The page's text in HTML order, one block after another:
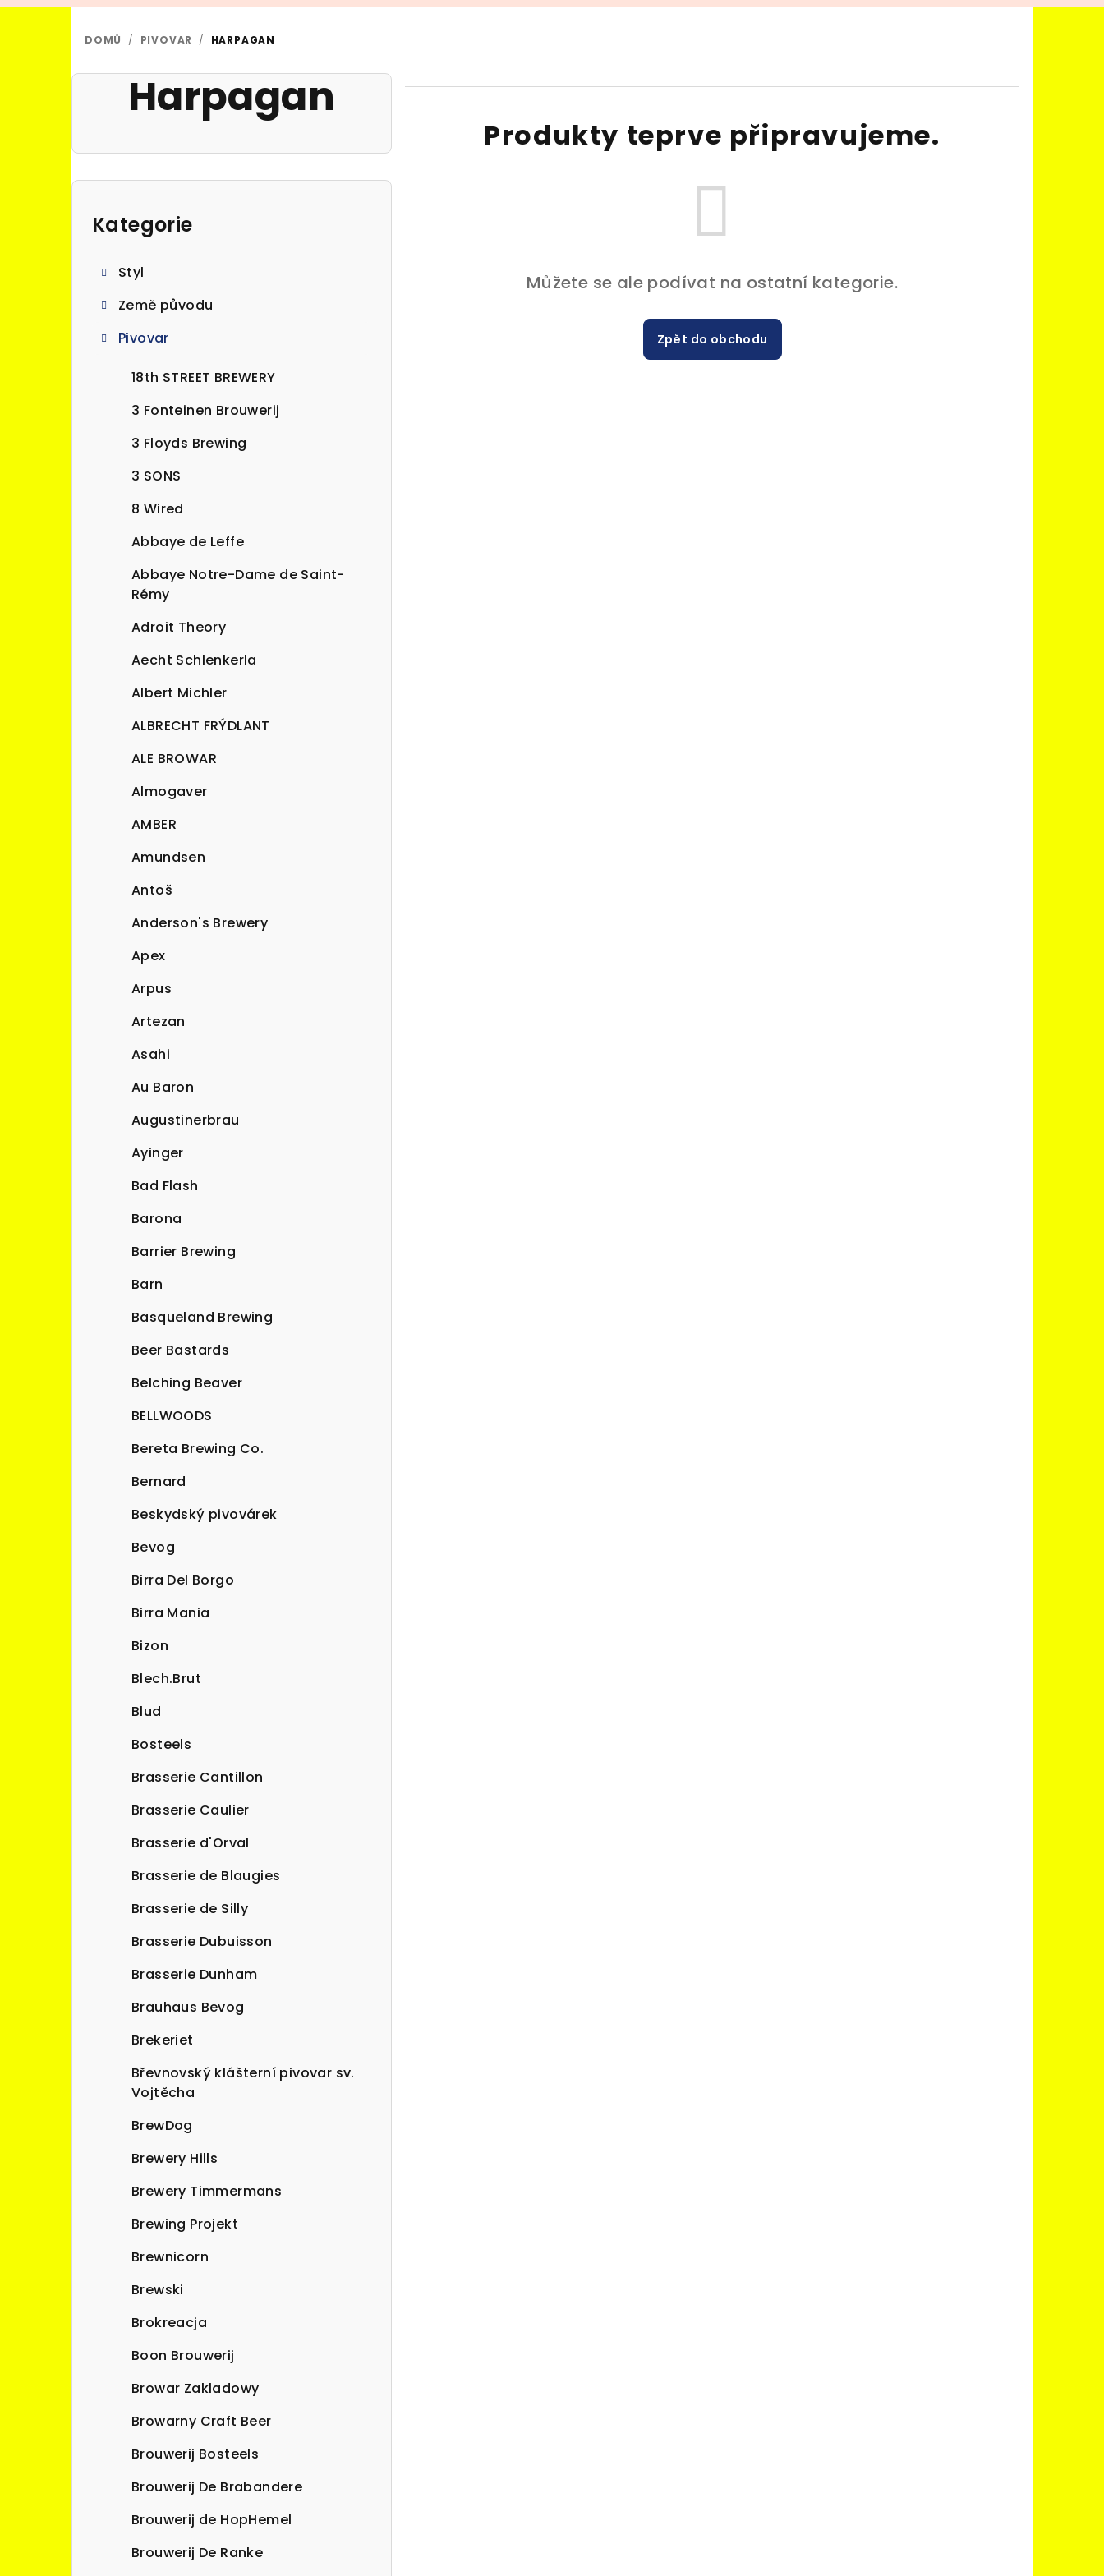
DOMŮ / PIVOVAR / HARPAGAN
Harpagan
P
Přeskočit
kategorie
Kategorie
Styl
Země původu
Pivovar
18th STREET BREWERY
3 Fonteinen Brouwerij
3 Floyds Brewing
3 SONS
8 Wired
Abbaye de Leffe
Abbaye Notre-Dame de Saint-
Rémy
Adroit Theory
Aecht Schlenkerla
Albert Michler
ALBRECHT FRÝDLANT
ALE BROWAR
Almogaver
AMBER
Amundsen
Antoš
Anderson's Brewery
Apex
Arpus
Artezan
Asahi
Au Baron
Augustinerbrau
Ayinger
Bad Flash
Barona
Barrier Brewing
Barn
Basqueland Brewing
Beer Bastards
Belching Beaver
BELLWOODS
Bereta Brewing Co.
Bernard
Beskydský pivovárek
Bevog
Birra Del Borgo
Birra Mania
Bizon
Blech.Brut
Blud
Bosteels
Brasserie Cantillon
Brasserie Caulier
Brasserie d'Orval
Brasserie de Blaugies
Brasserie de Silly
Brasserie Dubuisson
Brasserie Dunham
Brauhaus Bevog
Brekeriet
Břevnovský klášterní pivovar sv.
Vojtěcha
BrewDog
Brewery Hills
Brewery Timmermans
Brewing Projekt
Brewnicorn
Brewski
Brokreacja
Boon Brouwerij
Browar Zakladowy
Browarny Craft Beer
Brouwerij Bosteels
Brouwerij De Brabandere
Brouwerij de HopHemel
Brouwerij De Ranke
Produkty teprve připravujeme.
Můžete se ale podívat na ostatní kategorie.
Zpět do obchodu